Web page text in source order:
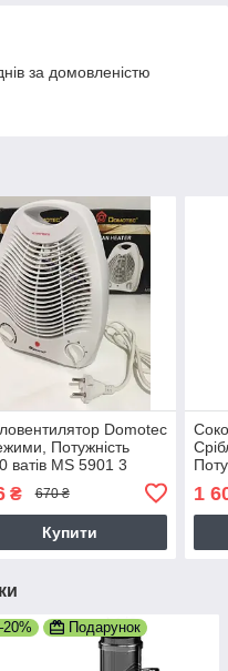
за домовленістю
Domotec
Потужність
ватів MS 5901 3
датчик захисту
₴ 670 ₴
Купити
1
Подарунок